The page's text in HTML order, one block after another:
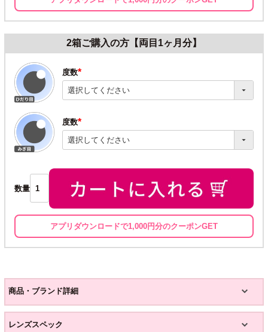
2箱ご購入の方【両目1ヶ月分】
度数
(必
須)
度数
(必
須)
数量
アプリダウンロードで1,000円分のクーポンGET
商品・ブランド詳細
レンズスペック